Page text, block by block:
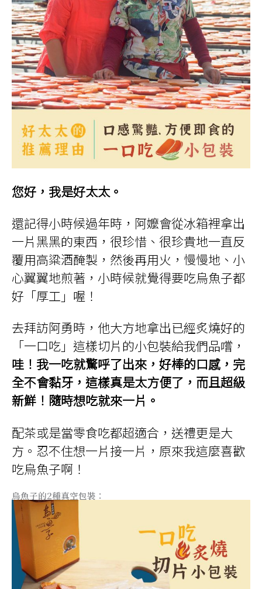
您好，我是好太太。
還記得小時候過年時，阿嬤會從冰箱裡拿出
一片黑黑的東西，很珍惜、很珍貴地一直反
覆用高粱酒醃製，然後再用火，慢慢地、小
心翼翼地煎著，小時候就覺得要吃烏魚子都
好「厚工」喔！
去拜訪阿勇時，他大方地拿出已經炙燒好的
「一口吃」這樣切片的小包裝給我們品嚐，
哇！我一吃就驚呼了出來，好棒的口感，完
全不會黏牙，這樣真是太方便了，而且超級
新鮮！隨時想吃就來一片。
配茶或是當零食吃都超適合，送禮更是大
方。忍不住想一片接一片，原來我這麼喜歡
吃烏魚子啊！
烏魚子的2種真空包裝：